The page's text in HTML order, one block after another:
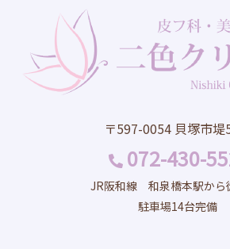
〒597-0054 貝塚市堤
072-430-
JR阪和線 和泉橋本駅から
駐車場14台完備